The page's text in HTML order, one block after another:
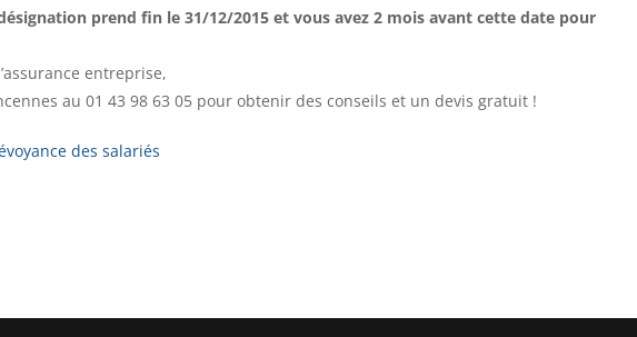
prend fin le 31/12/2015 et vous avez 2 mois avant cette date pour
entreprise,
au 01 43 98 63 05 pour obtenir des conseils et un devis gratuit !
des salariés